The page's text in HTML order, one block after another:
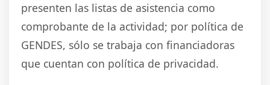
presenten las listas de asistencia como
comprobante de la actividad; por política de
GENDES, sólo se trabaja con financiadoras
que cuentan con política de privacidad.